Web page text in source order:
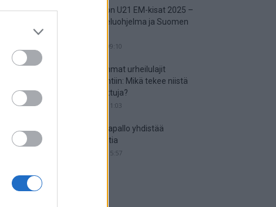
Jalkapallon U21 EM-kisat 2025 –
tässä otteluohjelma ja Suomen
18.05.2025 09:10
Suosituimmat urheilulajit
vedonlyöntiin: Mikä tekee niistä
niin suosittuja?
05.05.2025 11:03
Miten jalkapallo yhdistää
kansakuntia
25.04.2025 15:57